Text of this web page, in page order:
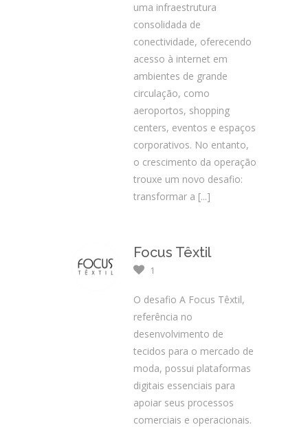
uma infraestrutura
consolidada de
conectividade, oferecendo
acesso à internet em
ambientes de grande
circulação, como
aeroportos, shopping
centers, eventos e espaços
corporativos. No entanto,
o crescimento da operação
trouxe um novo desafio:
transformar a [...]
Focus Têxtil
1
O desafio A Focus Têxtil,
referência no
desenvolvimento de
tecidos para o mercado de
moda, possui plataformas
digitais essenciais para
apoiar seus processos
comerciais e operacionais.